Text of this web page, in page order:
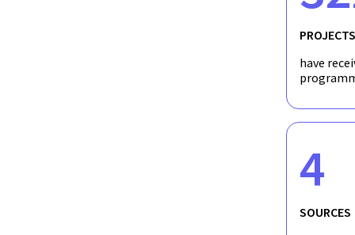
PROJECTS
have
4
SOURCES